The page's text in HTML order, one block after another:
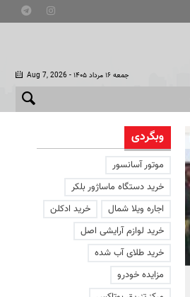
Aug 7, 2026 - جمعه ۱۶ مرداد ۱۴۰۵
شادمهر عقیلی قطعه «گل
وبگردی
موتور آسانسور
خرید دستگاه ماساژور بلکر
اجاره ویلا شمال
خرید ادکلن
خرید لوازم آرایشی اصل
خرید طلای آب شده
مزایده خودرو